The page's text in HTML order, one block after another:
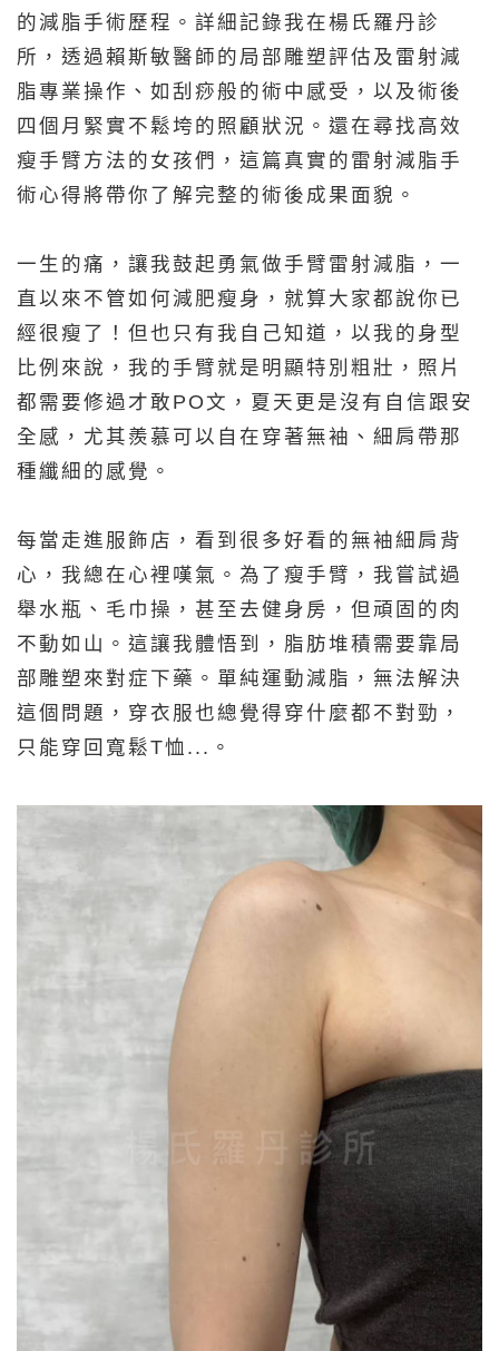
的減脂手術歷程。詳細記錄我在楊氏羅丹診
所，透過賴斯敏醫師的局部雕塑評估及雷射減
脂專業操作、如刮痧般的術中感受，以及術後
四個月緊實不鬆垮的照顧狀況。還在尋找高效
瘦手臂方法的女孩們，這篇真實的雷射減脂手
術心得將帶你了解完整的術後成果面貌。
一生的痛，讓我鼓起勇氣做手臂雷射減脂，一
直以來不管如何減肥瘦身，就算大家都說你已
經很瘦了！但也只有我自己知道，以我的身型
比例來說，我的手臂就是明顯特別粗壯，照片
都需要修過才敢PO文，夏天更是沒有自信跟安
全感，尤其羨慕可以自在穿著無袖、細肩帶那
種纖細的感覺。
每當走進服飾店，看到很多好看的無袖細肩背
心，我總在心裡嘆氣。為了瘦手臂，我嘗試過
舉水瓶、毛巾操，甚至去健身房，但頑固的肉
不動如山。這讓我體悟到，脂肪堆積需要靠局
部雕塑來對症下藥。單純運動減脂，無法解決
這個問題，穿衣服也總覺得穿什麼都不對勁，
只能穿回寬鬆T恤...。